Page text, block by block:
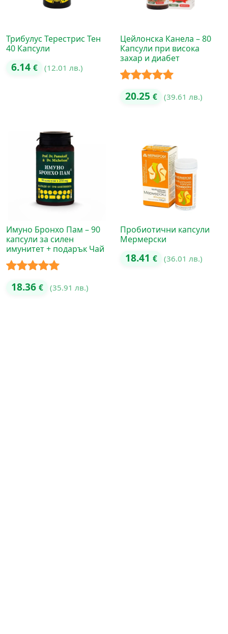
Трибулус Терестрис Тен
40 Капсули
6.14 € (12.01 лв.)
Цейлонска Канела – 80
Капсули при висока
захар и диабет
Оценено с
20.25 € (39.61 лв.)
Имуно Бронхо Пам – 90
капсули за силен
имунитет + подарък Чай
Оценено с
18.36 € (35.91 лв.)
Пробиотични капсули
Мермерски
18.41 € (36.01 лв.)